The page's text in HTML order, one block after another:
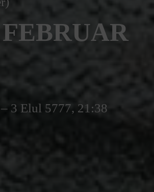
3 Elul 5777, 21:38